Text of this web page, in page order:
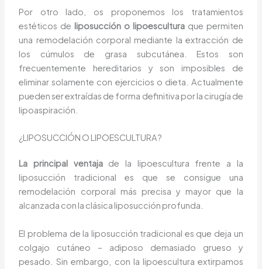
Por otro lado, os proponemos los tratamientos
estéticos de liposucción o lipoescultura que permiten
una remodelación corporal mediante la extracción de
los cúmulos de grasa subcutánea. Estos son
frecuentemente hereditarios y son imposibles de
eliminar solamente con ejercicios o dieta. Actualmente
pueden ser extraídas de forma definitiva por la cirugía de
lipoaspiración.
¿LIPOSUCCIÓN O LIPOESCULTURA?
La principal ventajade la lipoescultura frente a la
liposucción tradicional es que se consigue una
remodelación corporal más precisa y mayor que la
alcanzada con la clásica liposucción profunda.
El problema de la liposucción tradicional es que deja un
colgajo cutáneo – adiposo demasiado grueso y
pesado. Sin embargo, con la lipoescultura extirpamos